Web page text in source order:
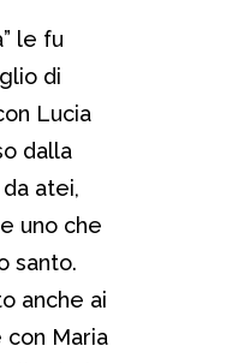
le fu
di
Lucia
dalla
atei,
uno che
santo.
anche ai
Maria